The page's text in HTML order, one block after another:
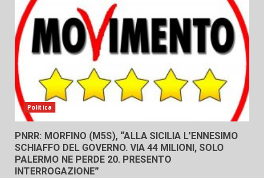
Politica
PNRR: MORFINO (M5S), “ALLA SICILIA L’ENNESIMO
SCHIAFFO DEL GOVERNO. VIA 44 MILIONI, SOLO
PALERMO NE PERDE 20. PRESENTO
INTERROGAZIONE”